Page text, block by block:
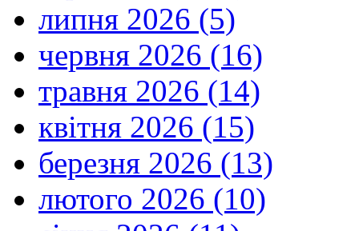
липня 2026 (5)
червня 2026 (16)
травня 2026 (14)
квітня 2026 (15)
березня 2026 (13)
лютого 2026 (10)